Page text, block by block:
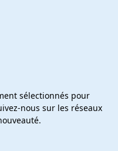
sélectionnés pour
nous sur les réseaux